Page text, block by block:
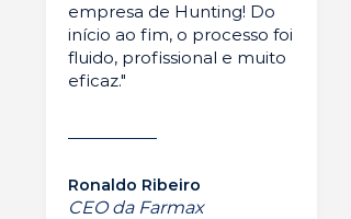
empresa de Hunting! Do
início ao fim, o processo foi
fluido, profissional e muito
eficaz."
Ronaldo Ribeiro
CEO da Farmax